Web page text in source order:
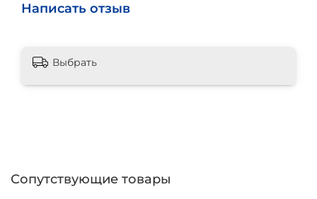
Написать отзыв
Выбрать
Сопутствующие товары